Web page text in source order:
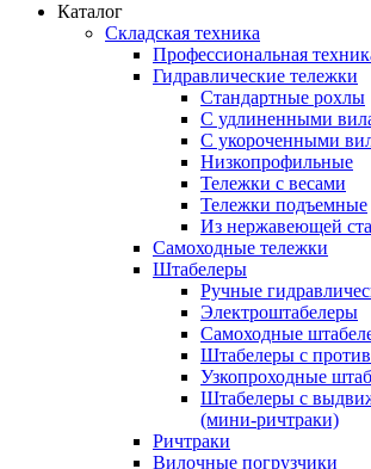
Каталог
Складская техника
Профессиональная
Гидравлические тележки
Стандартные рохлы
С удлиненными
С укороченными
Низкопрофильные
Тележки с весами
Тележки подъемные
Из нержавеющей
Самоходные тележки
Штабелеры
Ручные
Электроштабелеры
Самоходные
Штабелеры с
Узкопроходные
Штабелеры с
(мини-ричтраки)
Ричтраки
Вилочные погрузчики